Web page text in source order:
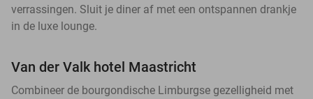
verrassingen. Sluit je diner af met een ontspannen drankje
in de luxe lounge.
Van der Valk hotel Maastricht
Combineer de bourgondische Limburgse gezelligheid met